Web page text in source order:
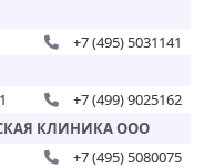
+7 (495) 5031141
+7 (499) 9025162
КЛИНИКА ООО
+7 (495) 5080075